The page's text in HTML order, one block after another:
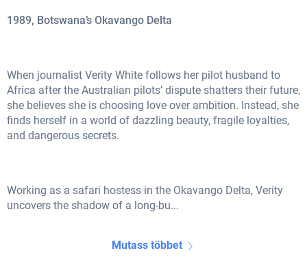
1989, Botswana’s Okavango Delta
When journalist Verity White follows her pilot husband to
Africa after the Australian pilots’ dispute shatters their future,
she believes she is choosing love over ambition. Instead, she
finds herself in a world of dazzling beauty, fragile loyalties,
and dangerous secrets.
Working as a safari hostess in the Okavango Delta, Verity
uncovers the shadow of a long-bu...
Mutass többet